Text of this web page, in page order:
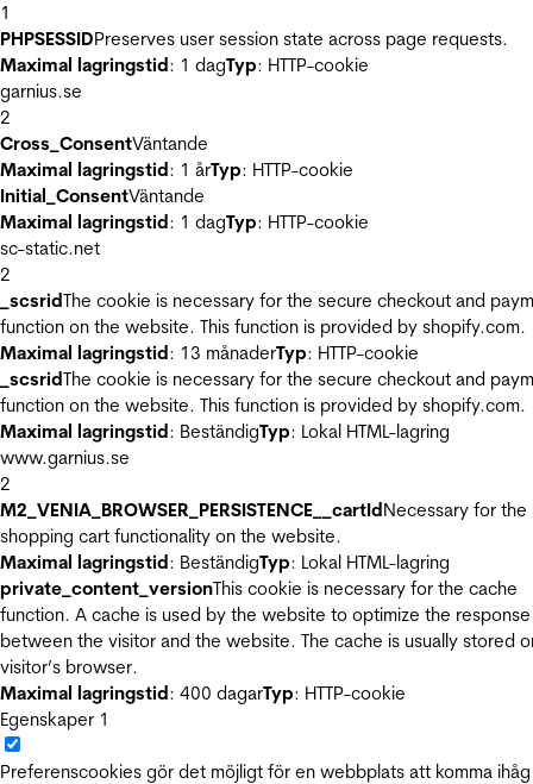
1
PHPSESSIDPreserves user session state across page requests.
Maximal lagringstid: 1 dagTyp: HTTP-cookie
garnius.se
2
Cross_ConsentVäntande
Maximal lagringstid: 1 årTyp: HTTP-cookie
Initial_ConsentVäntande
Maximal lagringstid: 1 dagTyp: HTTP-cookie
sc-static.net
2
_scsridThe cookie is necessary for the secure checkout and
function on the website. This function is provided by shopify.com.
Maximal lagringstid: 13 månaderTyp: HTTP-cookie
_scsridThe cookie is necessary for the secure checkout and
function on the website. This function is provided by shopify.com.
Maximal lagringstid: BeständigTyp: Lokal HTML-lagring
www.garnius.se
2
M2_VENIA_BROWSER_PERSISTENCE__cartIdNecessary for the
shopping cart functionality on the website.
Maximal lagringstid: BeständigTyp: Lokal HTML-lagring
private_content_versionThis cookie is necessary for the cache
function. A cache is used by the website to optimize the
between the visitor and the website. The cache is usually stored
visitor’s browser.
Maximal lagringstid: 400 dagarTyp: HTTP-cookie
Egenskaper 1
Preferenscookies gör det möjligt för en webbplats att komma ihåg